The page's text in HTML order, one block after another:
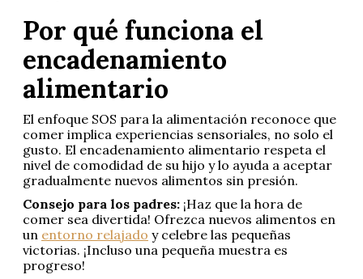
Por qué funciona el
encadenamiento
alimentario
El enfoque SOS para la alimentación reconoce que
comer implica experiencias sensoriales, no solo el
gusto. El encadenamiento alimentario respeta el
nivel de comodidad de su hijo y lo ayuda a aceptar
gradualmente nuevos alimentos sin presión.
Consejo para los padres: ¡Haz que la hora de
comer sea divertida! Ofrezca nuevos alimentos en
un entorno relajado y celebre las pequeñas
victorias. ¡Incluso una pequeña muestra es
progreso!